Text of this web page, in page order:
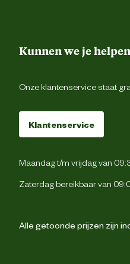
Kunnen we je
Onze klantenservice staat
Klantenservice
Maandag t/m vrijdag van
Zaterdag bereikbaar van
Alle getoonde prijzen zijn